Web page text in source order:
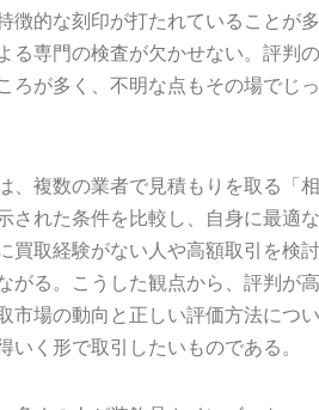
徴的な刻印が打たれていることが
る専門の検査が欠かせない。評判
ろが多く、不明な点もその場でじ
、複数の業者で見積もりを取る「
された条件を比較し、自身に最適
買取経験がない人や高額取引を検
がる。こうした観点から、評判が
市場の動向と正しい評価方法につ
く形で取引したいものである。